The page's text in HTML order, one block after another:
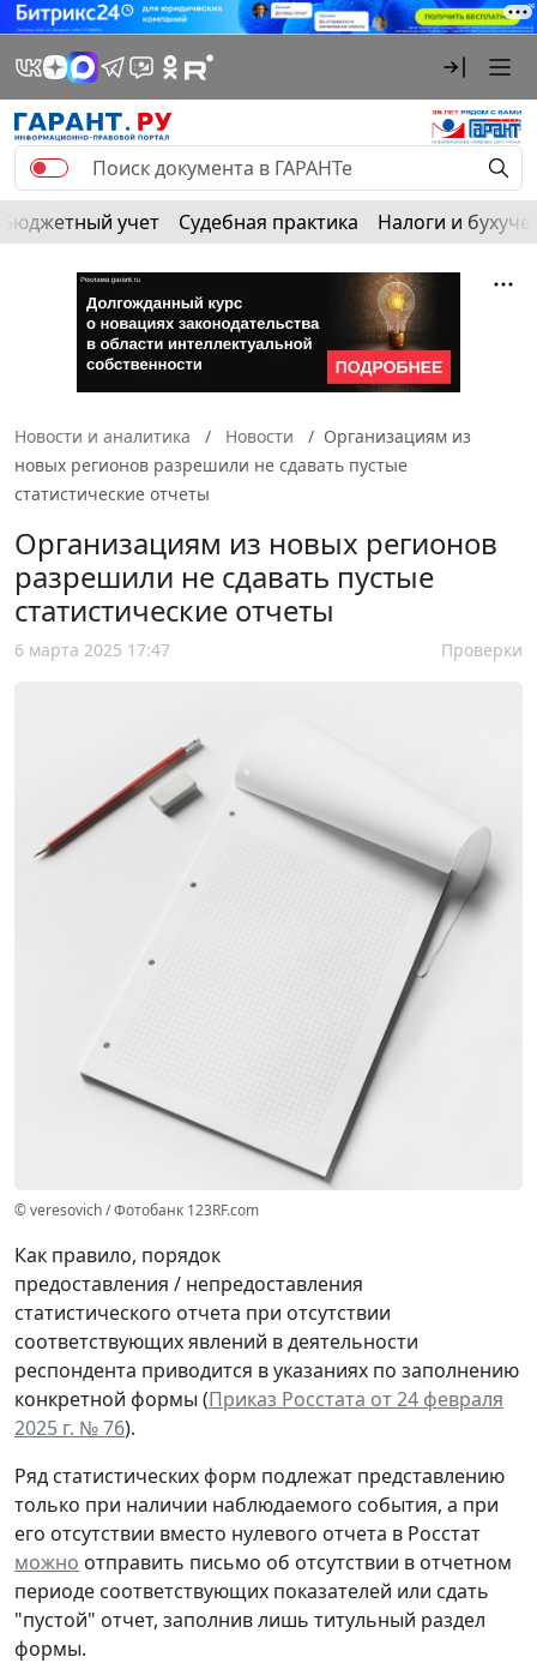
Бюджетный учет Судебная практика Налоги и
Новости и аналитика Новости
Организациям из
новых регионов разрешили не сдавать пустые
статистические отчеты
Организациям из новых регионов
разрешили не сдавать пустые
статистические отчеты
6 марта 2025 17:47 Проверки
© veresovich / Фотобанк 123RF.com
Как правило, порядок
предоставления / непредоставления
статистического отчета при отсутствии
соответствующих явлений в деятельности
респондента приводится в указаниях по заполнению
конкретной формы (Приказ Росстата от 24 февраля
2025 г. № 76).
Ряд статистических форм подлежат представлению
только при наличии наблюдаемого события, а при
его отсутствии вместо нулевого отчета в Росстат
можно отправить письмо об отсутствии в отчетном
периоде соответствующих показателей или сдать
"пустой" отчет, заполнив лишь титульный раздел
формы.